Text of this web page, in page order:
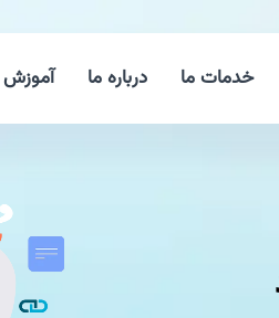
خدمات ما درباره ما آموزش